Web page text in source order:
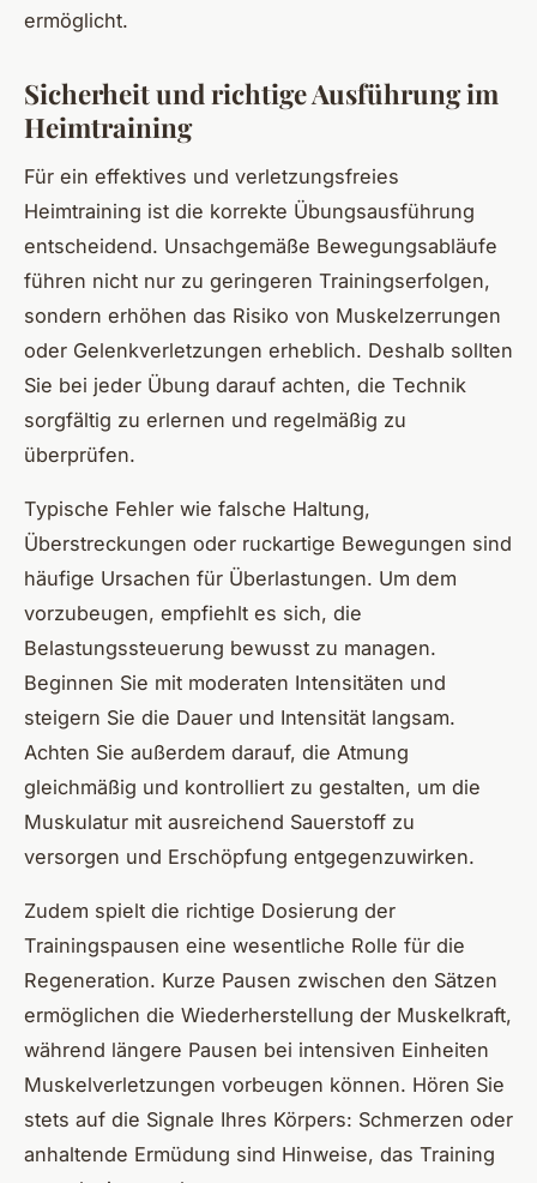
ermöglicht.
Sicherheit und richtige Ausführung im
Heimtraining
Für ein effektives und verletzungsfreies
Heimtraining ist die korrekte Übungsausführung
entscheidend. Unsachgemäße Bewegungsabläufe
führen nicht nur zu geringeren Trainingserfolgen,
sondern erhöhen das Risiko von Muskelzerrungen
oder Gelenkverletzungen erheblich. Deshalb sollten
Sie bei jeder Übung darauf achten, die Technik
sorgfältig zu erlernen und regelmäßig zu
überprüfen.
Typische Fehler wie falsche Haltung,
Überstreckungen oder ruckartige Bewegungen sind
häufige Ursachen für Überlastungen. Um dem
vorzubeugen, empfiehlt es sich, die
Belastungssteuerung bewusst zu managen.
Beginnen Sie mit moderaten Intensitäten und
steigern Sie die Dauer und Intensität langsam.
Achten Sie außerdem darauf, die Atmung
gleichmäßig und kontrolliert zu gestalten, um die
Muskulatur mit ausreichend Sauerstoff zu
versorgen und Erschöpfung entgegenzuwirken.
Zudem spielt die richtige Dosierung der
Trainingspausen eine wesentliche Rolle für die
Regeneration. Kurze Pausen zwischen den Sätzen
ermöglichen die Wiederherstellung der Muskelkraft,
während längere Pausen bei intensiven Einheiten
Muskelverletzungen vorbeugen können. Hören Sie
stets auf die Signale Ihres Körpers: Schmerzen oder
anhaltende Ermüdung sind Hinweise, das Training